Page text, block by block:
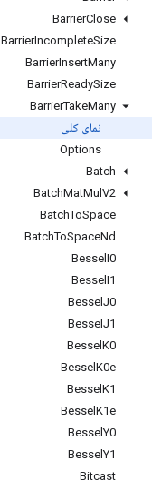
BarrierClose
BarrierIncompleteSize
BarrierInsertMany
BarrierReadySize
BarrierTakeMany
نمای کلی
Options
Batch
BatchMatMul V2
BatchToSpace
BatchToSpaceNd
Bessel I0
Bessel I1
Bessel J0
Bessel J1
Bessel K0
Bessel K0e
Bessel K1
Bessel K1e
BesselY0
BesselY1
Bitcast